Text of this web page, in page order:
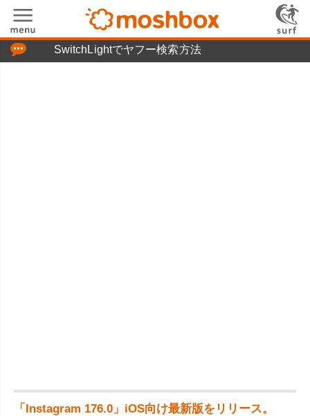
SwitchLightでヤフー検索方法
「Instagram 176.0」iOS向け最新版をリリース。
「つぶやき」の使い方